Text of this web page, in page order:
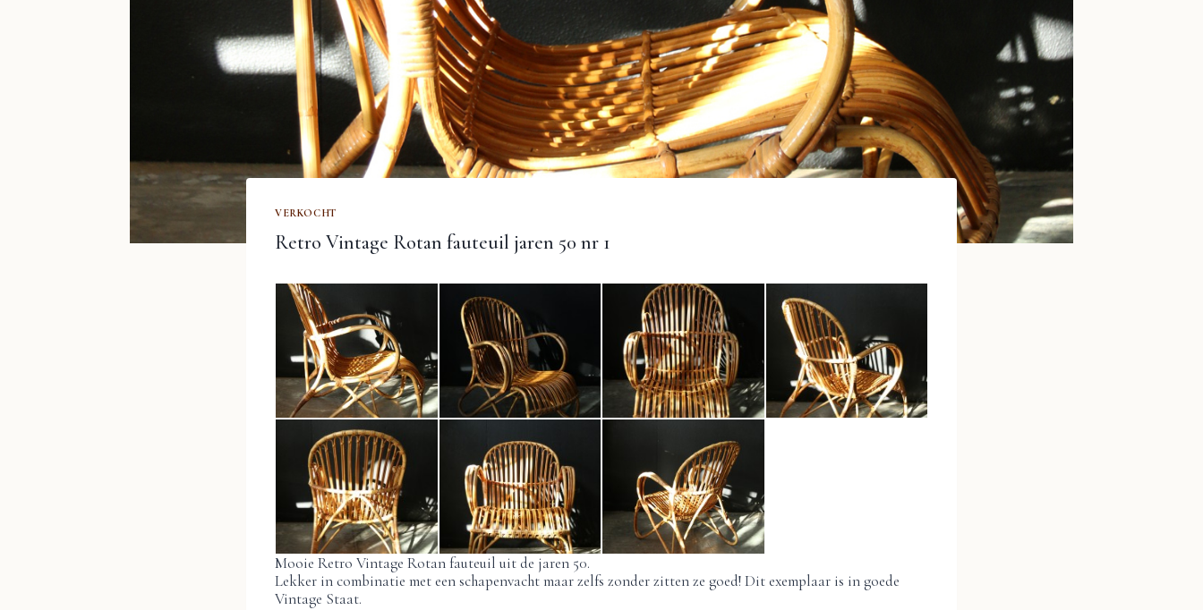
VERKOCHT
Retro Vintage Rotan fauteuil jaren 50 nr 1
Mooie Retro Vintage Rotan fauteuil uit de jaren 50.
Lekker in combinatie met een schapenvacht maar zelfs zonder zitten ze goed! Dit exemplaar is in goede
Vintage Staat.